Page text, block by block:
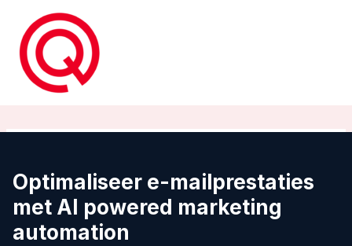
inhoud
Optimaliseer e-mailprestaties
met AI powered marketing
automation